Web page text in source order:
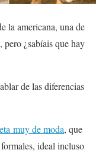
la americana, una de
pero ¿sabíais que hay
de las diferencias
muy de moda, que
ideal incluso